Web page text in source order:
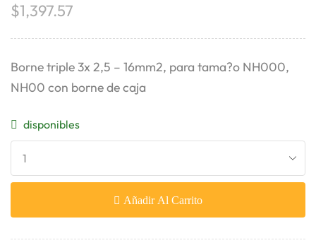
$1,397.57
Borne triple 3x 2,5 – 16mm2, para tama?o NH000,
NH00 con borne de caja
disponibles
Añadir Al Carrito